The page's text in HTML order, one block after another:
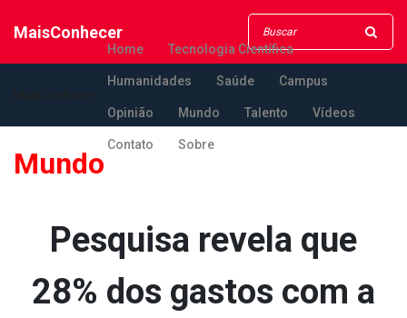
MaisConhecer
Home Tecnologia Científica
Humanidades Saúde Campus
Opinião Mundo Talento Vídeos
Contato Sobre
Mundo
Pesquisa revela que
28% dos gastos com a